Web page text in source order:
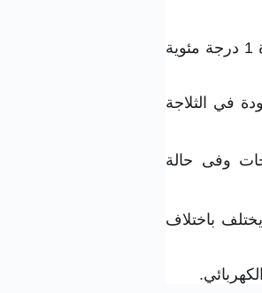
الثلاجة وايت ويل تحكم التبريد من خلال اوكرة يكون ضبط درجات حرارة 1 درجة مئوية
في الثلاجة
في الثلاجة وايت ويل باختيار المتوسط 3 درجات وفى حالة
باختلاف